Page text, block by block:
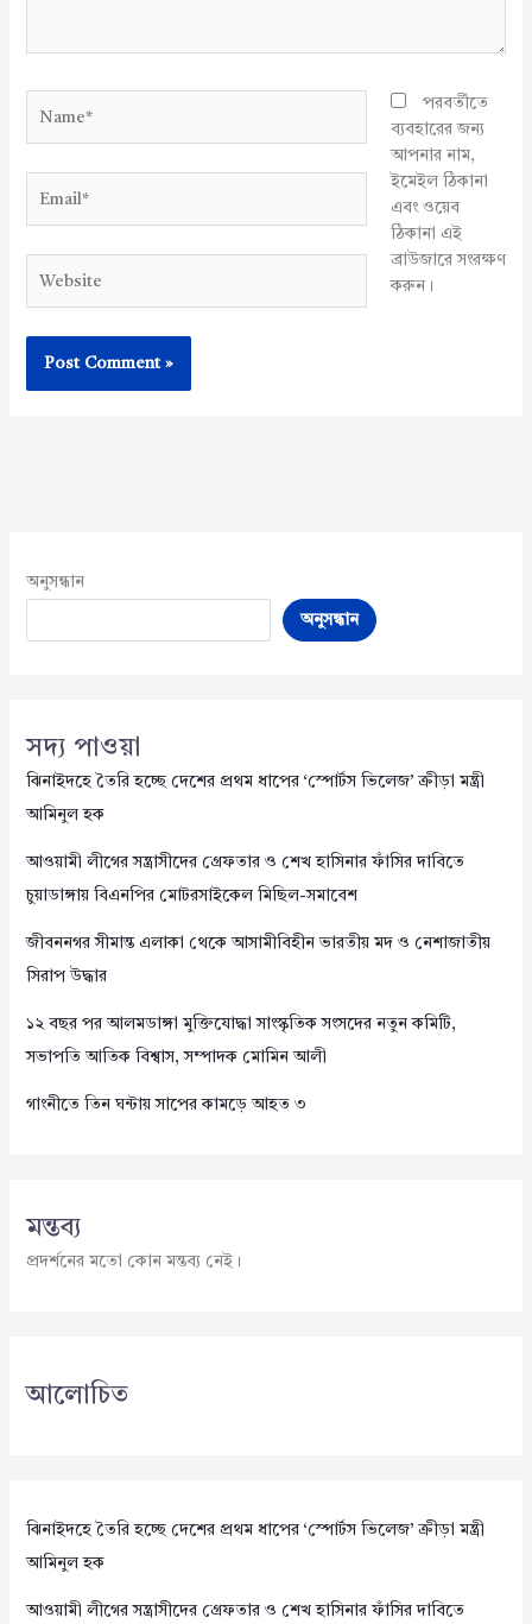
পরবর্তীতে
ব্যবহারের জন্য
আপনার নাম,
ইমেইল ঠিকানা
এবং ওয়েব
ঠিকানা এই
ব্রাউজারে সংরক্ষণ
করুন।
অনুসন্ধান
অনুসন্ধান
সদ্য পাওয়া
ঝিনাইদহে তৈরি হচ্ছে দেশের প্রথম ধাপের ‘স্পোর্টস ভিলেজ’ ক্রীড়া মন্ত্রী
আমিনুল হক
আওয়ামী লীগের সন্ত্রাসীদের গ্রেফতার ও শেখ হাসিনার ফাঁসির দাবিতে
চুয়াডাঙ্গায় বিএনপির মোটরসাইকেল মিছিল-সমাবেশ
জীবননগর সীমান্ত এলাকা থেকে আসামীবিহীন ভারতীয় মদ ও নেশাজাতীয়
সিরাপ উদ্ধার
১২ বছর পর আলমডাঙ্গা মুক্তিযোদ্ধা সাংস্কৃতিক সংসদের নতুন কমিটি,
সভাপতি আতিক বিশ্বাস, সম্পাদক মোমিন আলী
গাংনীতে তিন ঘন্টায় সাপের কামড়ে আহত ৩
মন্তব্য
প্রদর্শনের মতো কোন মন্তব্য নেই।
আলোচিত
ঝিনাইদহে তৈরি হচ্ছে দেশের প্রথম ধাপের ‘স্পোর্টস ভিলেজ’ ক্রীড়া মন্ত্রী
আমিনুল হক
আওয়ামী লীগের সন্ত্রাসীদের গ্রেফতার ও শেখ হাসিনার ফাঁসির দাবিতে